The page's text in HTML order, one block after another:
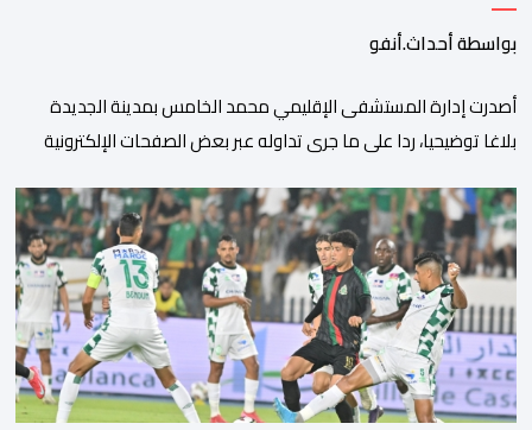
بواسطة أحداث.أنفو
أصدرت إدارة المستشفى الإقليمي محمد الخامس بمدينة الجديدة
بلاغا توضيحيا، ردا على ما جرى تداوله عبر بعض الصفحات الإلكترونية
مولودها أمام الباب الرئيسي للمستشفى بسبب رفض استقبالها أو
التكفل بها. وأكدت إدارة المستشفى أن السيدة المعنية حضرت إلى
مصلحة الولادة، حيث تم استقبالها وتسجيلها وإخضاعها […]